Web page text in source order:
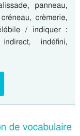
panneau,
crèmerie,
/ indiquer :
indéfini,
de vocabulaire